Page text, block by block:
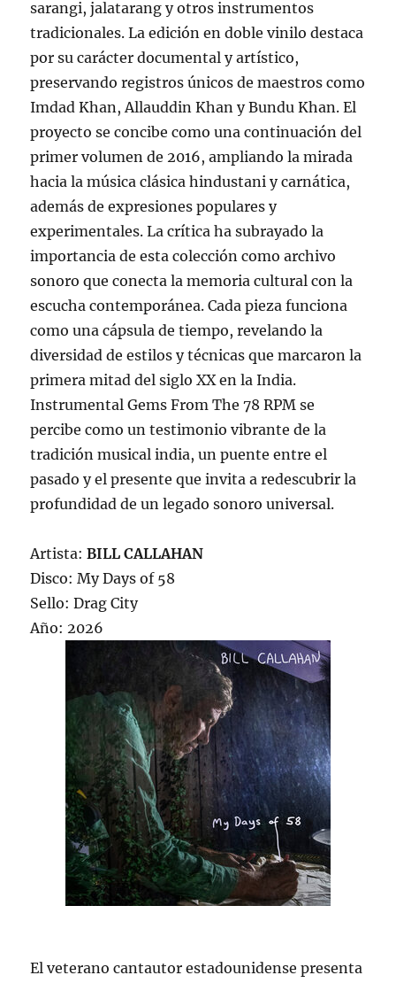
sarangi, jalatarang y otros instrumentos
tradicionales. La edición en doble vinilo destaca
por su carácter documental y artístico,
preservando registros únicos de maestros como
Imdad Khan, Allauddin Khan y Bundu Khan. El
proyecto se concibe como una continuación del
primer volumen de 2016, ampliando la mirada
hacia la música clásica hindustani y carnática,
además de expresiones populares y
experimentales. La crítica ha subrayado la
importancia de esta colección como archivo
sonoro que conecta la memoria cultural con la
escucha contemporánea. Cada pieza funciona
como una cápsula de tiempo, revelando la
diversidad de estilos y técnicas que marcaron la
primera mitad del siglo XX en la India.
Instrumental Gems From The 78 RPM se
percibe como un testimonio vibrante de la
tradición musical india, un puente entre el
pasado y el presente que invita a redescubrir la
profundidad de un legado sonoro universal.
Artista:BILL CALLAHAN
Disco: My Days of 58
Sello: Drag City
Año: 2026
El veterano cantautor estadounidense presenta